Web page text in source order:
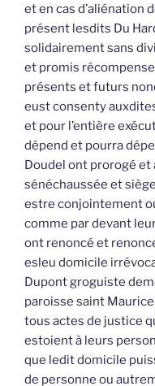
et en cas d’aliénation
présent lesdits Du
solidairement sans
et promis
présents et futurs
eust consenty
et pour l’entière
dépend et pourra
Doudel ont prorogé
sénéchaussée et
estre conjointement
comme par devant
ont renoncé et
esleu domicile
Dupont groguiste
paroisse saint
tous actes de justice
estoient à leurs
que ledit domicile
de personne ou